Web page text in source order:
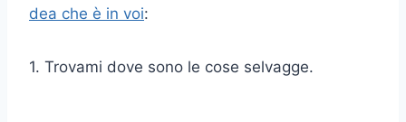
dea che è in voi:
1. Trovami dove sono le cose selvagge.